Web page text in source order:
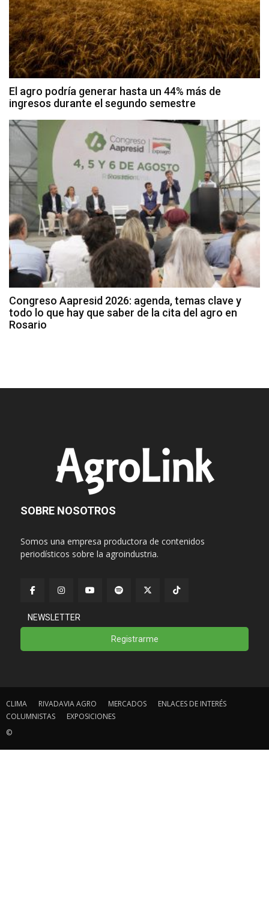
El agro podría generar hasta un 44% más de
ingresos durante el segundo semestre
Congreso Aapresid 2026: agenda, temas clave y
todo lo que hay que saber de la cita del agro en
Rosario
SOBRE NOSOTROS
Somos una empresa productora de contenidos
periodísticos sobre la agroindustria.
NEWSLETTER
Registrarme
CLIMA RIVADAVIA AGRO MERCADOS
ENLACES DE INTERÉS
COLUMNISTAS
EXPOSICIONES
©